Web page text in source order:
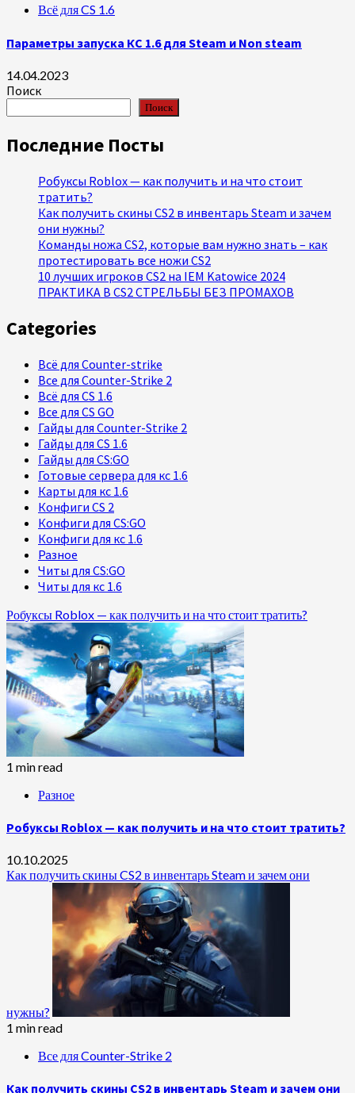
Всё для CS 1.6
Параметры запуска КС 1.6 для Steam и Non steam
14.04.2023
Поиск
Поиск
Последние Посты
Робуксы Roblox — как получить и на что стоит
тратить?
Как получить скины CS2 в инвентарь Steam и зачем
они нужны?
Команды ножа CS2, которые вам нужно знать – как
протестировать все ножи CS2
10 лучших игроков CS2 на IEM Katowice 2024
ПРАКТИКА В CS2 СТРЕЛЬБЫ БЕЗ ПРОМАХОВ
Categories
Всё для Counter-strike
Все для Counter-Strike 2
Всё для CS 1.6
Все для CS GO
Гайды для Counter-Strike 2
Гайды для CS 1.6
Гайды для CS:GO
Готовые сервера для кс 1.6
Карты для кс 1.6
Конфиги CS 2
Конфиги для CS:GO
Конфиги для кс 1.6
Разное
Читы для CS:GO
Читы для кс 1.6
Робуксы Roblox — как получить и на что стоит тратить?
1 min read
Разное
Робуксы Roblox — как получить и на что стоит тратить?
10.10.2025
Как получить скины CS2 в инвентарь Steam и зачем они
нужны?
1 min read
Все для Counter-Strike 2
Как получить скины CS2 в инвентарь Steam и зачем они